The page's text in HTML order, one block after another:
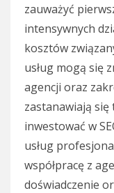
zauważyć
intensywnych
kosztów
usług mogą się
agencji oraz
zastanawiają się
inwestować w
usług
współpracę z
doświadczenie